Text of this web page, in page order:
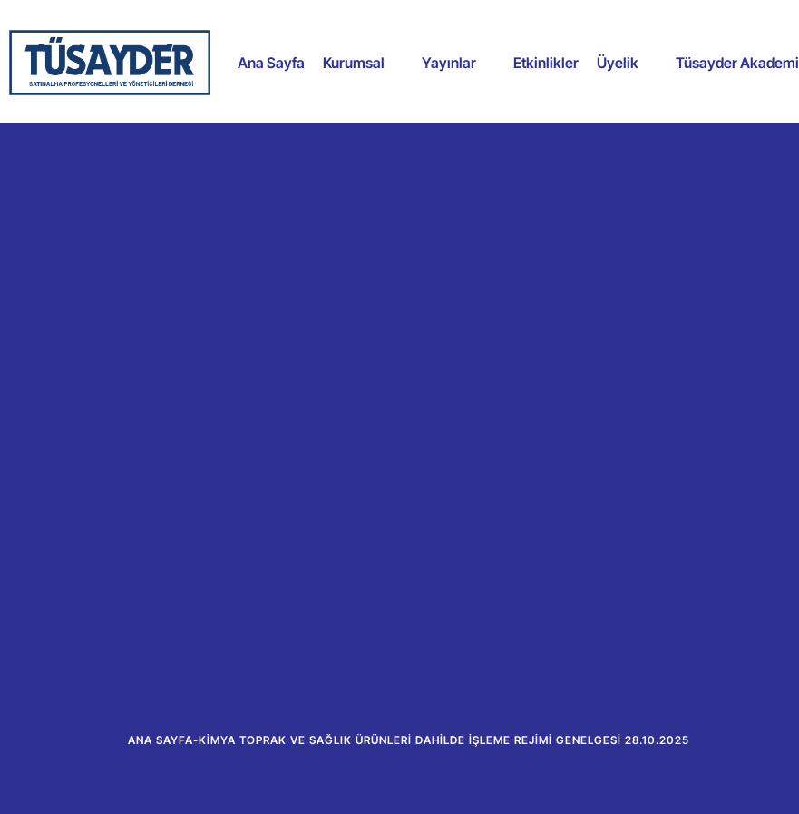
Ana Sayfa Kurumsal Yayınlar Etkinlikler Üyelik Tüsayder Akademi
ANA SAYFA-KIMYA TOPRAK VE SAĞLIK ÜRÜNLERI DAHILDE İŞLEME REJIMI GENELGESI 28.10.2025